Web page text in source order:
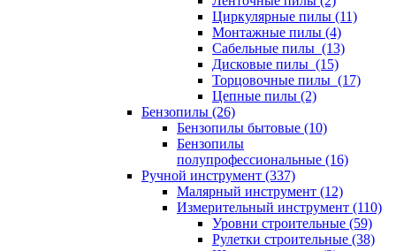
Циркулярные пилы (11)
Монтажные пилы (4)
Сабельные пилы (13)
Дисковые пилы (15)
Торцовочные пилы (17)
Цепные пилы (2)
Бензопилы (26)
Бензопилы бытовые (10)
Бензопилы
полупрофессиональные (16)
Ручной инструмент (337)
Малярный инструмент (12)
Измерительный инструмент (110)
Уровни строительные (59)
Рулетки строительные (38)